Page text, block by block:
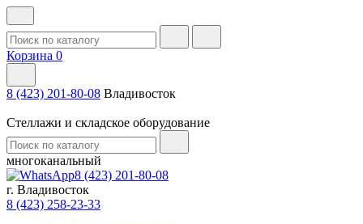
Корзина 0
8 (423) 201-80-08 Владивосток
Стеллажи и складское оборудование
многоканальный
8 (423) 201-80-08
г. Владивосток
8 (423) 258-23-33